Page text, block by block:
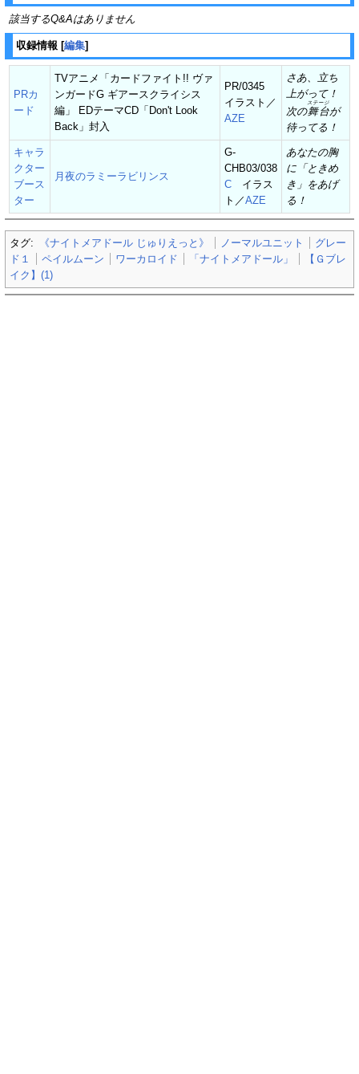
該当するQ&Aはありません
収録情報 [編集]
PRカ
ード
TVアニメ「カードファイト!! ヴァ
ンガードG ギアースクライシス
編」 EDテーマCD「Don't Look
Back」封入
PR/0345
イラスト／
AZE
さあ、立ち
上がって！
次の舞台
ステージ
が
待ってる！
キャラ
クター
ブース
ター
月夜のラミーラビリンス
G-
CHB03/038
C イラス
ト／AZE
あなたの胸
に「ときめ
き」をあげ
る！
タグ: 《ナイトメアドール じゅりえっと》 ノーマルユニット
グレー
ド１
ペイルムーン ワーカロイド 「ナイトメアドール」
【Ｇブレ
イク】(1)